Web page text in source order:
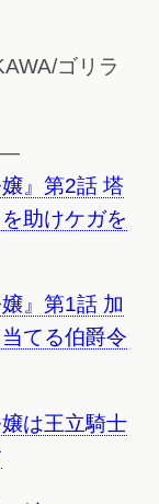
ゴリラ
』第2話 塔
助けケガを
』第1話 加
てる伯爵令
は王立騎士